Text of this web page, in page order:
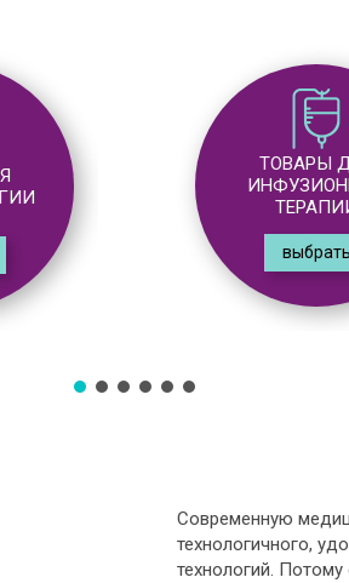
ТОВАРЫ
выбрать
Современную
технологичного,
технологий.